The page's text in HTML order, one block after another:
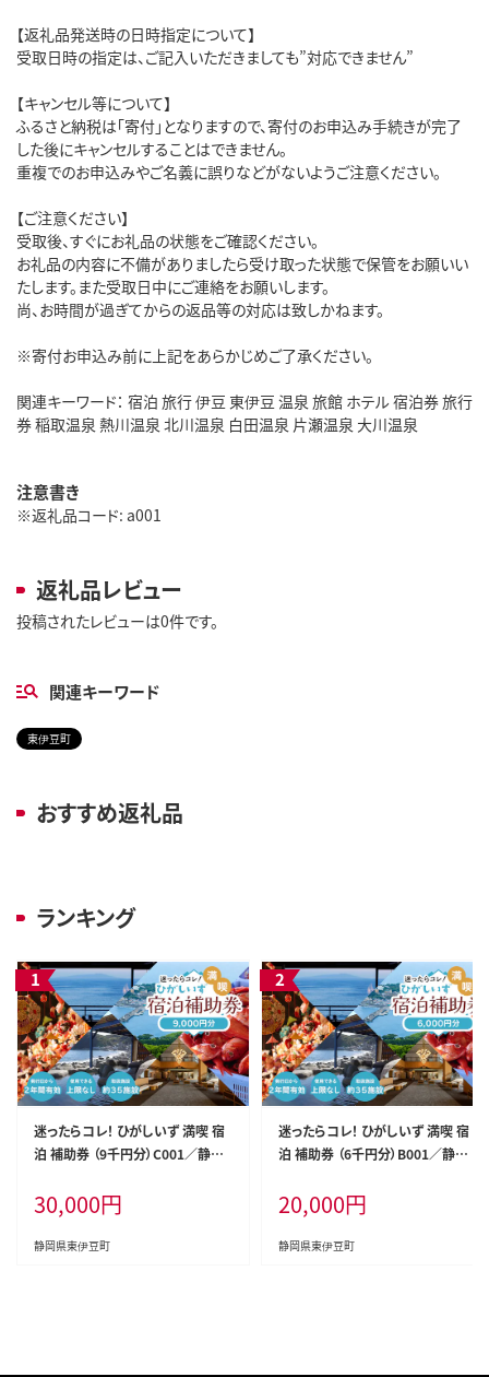
【返礼品発送時の日時指定について】
受取日時の指定は、ご記入いただきましても”対応できません”
【キャンセル等について】
ふるさと納税は「寄付」となりますので、寄付のお申込み手続きが完了
した後にキャンセルすることはできません。
重複でのお申込みやご名義に誤りなどがないようご注意ください。
【ご注意ください】
受取後、すぐにお礼品の状態をご確認ください。
お礼品の内容に不備がありましたら受け取った状態で保管をお願いい
たします。また受取日中にご連絡をお願いします。
尚、お時間が過ぎてからの返品等の対応は致しかねます。
※寄付お申込み前に上記をあらかじめご了承ください。
関連キーワード： 宿泊 旅行 伊豆 東伊豆 温泉 旅館 ホテル 宿泊券 旅行
券 稲取温泉 熱川温泉 北川温泉 白田温泉 片瀬温泉 大川温泉
注意書き
※返礼品コード: a001
返礼品レビュー
投稿されたレビューは0件です。
関連キーワード
東伊豆町
おすすめ返礼品
ランキング
迷ったらコレ！ ひがしいず 満喫 宿
泊 補助券 （9千円分）C001／静岡
30,000円
静岡県東伊豆町
迷ったらコレ！ ひがしいず 満喫 宿
泊 補助券 （6千円分）B001／静岡
20,000円
静岡県東伊豆町